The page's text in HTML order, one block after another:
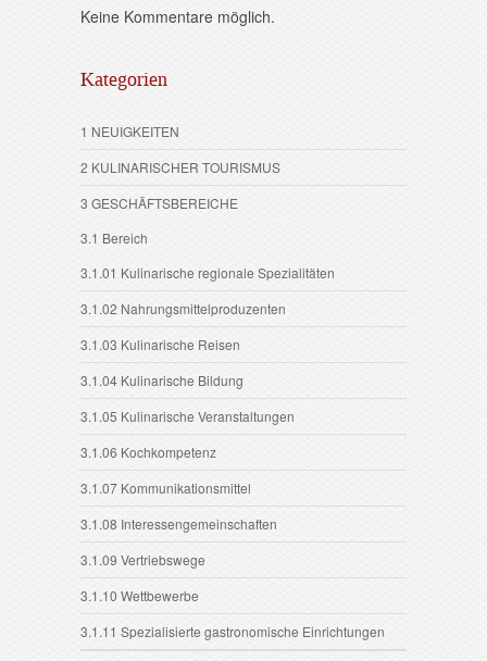
Keine Kommentare möglich.
Kategorien
1 NEUIGKEITEN
2 KULINARISCHER TOURISMUS
3 GESCHÄFTSBEREICHE
3.1 Bereich
3.1.01 Kulinarische regionale Spezialitäten
3.1.02 Nahrungsmittelproduzenten
3.1.03 Kulinarische Reisen
3.1.04 Kulinarische Bildung
3.1.05 Kulinarische Veranstaltungen
3.1.06 Kochkompetenz
3.1.07 Kommunikationsmittel
3.1.08 Interessengemeinschaften
3.1.09 Vertriebswege
3.1.10 Wettbewerbe
3.1.11 Spezialisierte gastronomische Einrichtungen